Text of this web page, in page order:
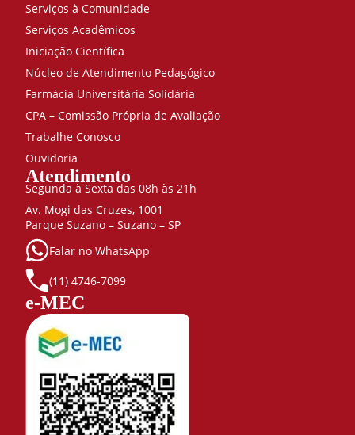
Mecânica
dos
Sólidos
40
Metodologia
Científica
40
Optativa*
Libras ou
Primeiros
socorros e
reanimação
40
Oratória,
Leitura e
produção
de Texto
40
Pesquisa
Operacional
Projetos
Aplicados
Serviços à Comunidade
Serviços Acadêmicos
Iniciação Científica
Núcleo de Atendimento Pedagógico
Farmácia Universitária Solidária
CPA – Comissão Própria de Avaliação
Trabalhe Conosco
Ouvidoria
Atendimento
Segunda à Sexta das 08h às 21h
Av. Mogi das Cruzes, 1001
Parque Suzano – Suzano – SP
Falar no WhatsApp
(11) 4746-7099
e-MEC